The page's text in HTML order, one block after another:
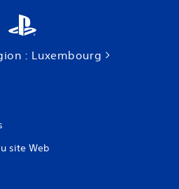
: Luxembourg
site Web